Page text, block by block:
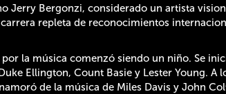
Jerry Bergonzi, considerado un artista
repleta de reconocimientos
la música comenzó siendo un niño. Se
Ellington, Count Basie y Lester Young. A
de la música de Miles Davis y John